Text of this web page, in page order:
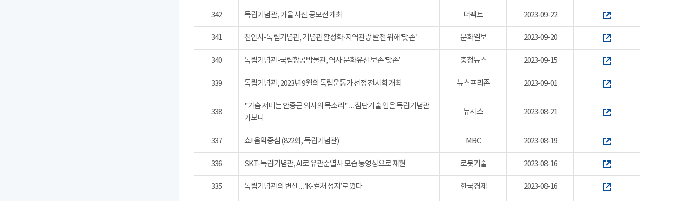
342 독립기념관, 가을 사진 공모전 개최 더팩트 2023-09-22
341 천안시-독립기념관, 기념관 활성화·지역관광 발전 위해 ‘맞손’ 문화일보 2023-09-20
340 독립기념관-국립항공박물관, 역사 문화유산 보존 ‘맞손’ 충청뉴스 2023-09-15
339 독립기념관, 2023년 9월의 독립운동가 선정 전시회 개최 뉴스프리존 2023-09-01
338
"가슴 저미는 안중근 의사의 목소리"…첨단기술 입은 독립기념관
가보니
뉴시스 2023-08-21
337 쇼! 음악중심 (822회, 독립기념관) MBC 2023-08-19
336 SKT-독립기념관, AI로 유관순열사 모습 동영상으로 재현 로봇기술 2023-08-16
335 독립기념관의 변신…‘K-컬처 성지’로 떴다 한국경제 2023-08-16